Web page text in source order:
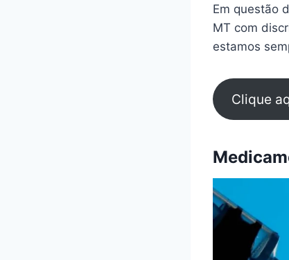
Em questão
MT com
estamos
Clique